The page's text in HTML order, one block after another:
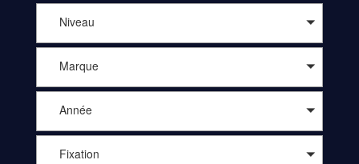
Niveau
Marque
Année
Fixation